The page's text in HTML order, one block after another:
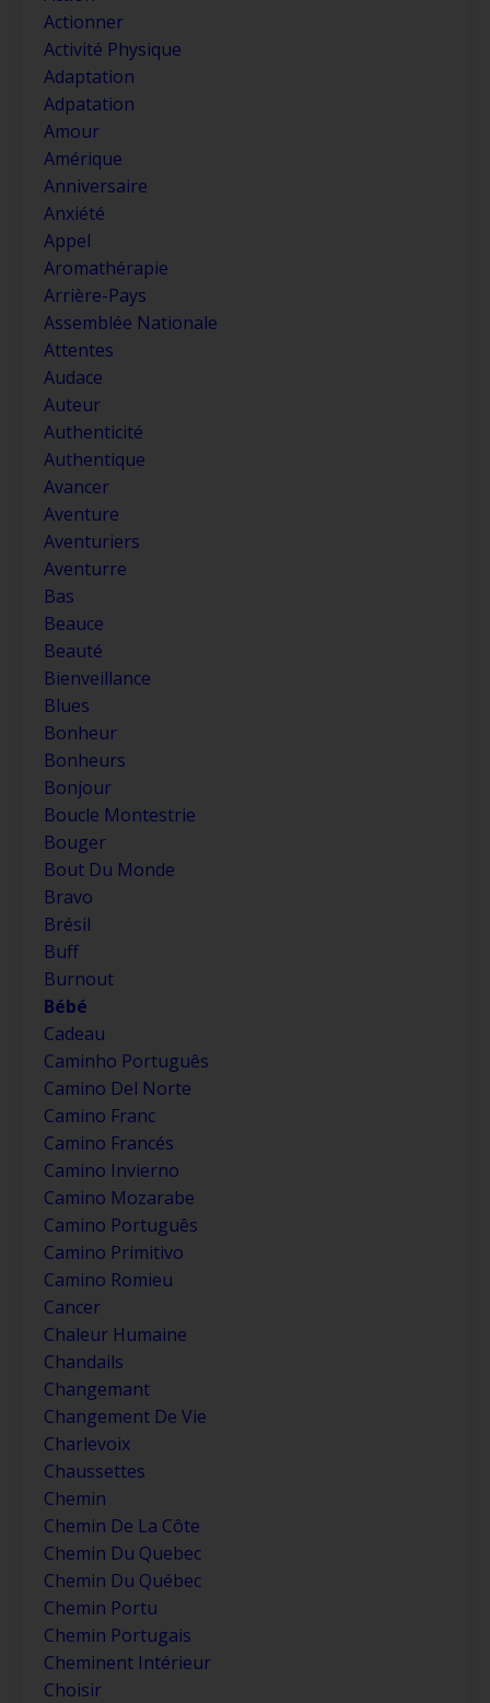
Actionner
Activité Physique
Adaptation
Adpatation
Amour
Amérique
Anniversaire
Anxiété
Appel
Aromathérapie
Arrière-Pays
Assemblée Nationale
Attentes
Audace
Auteur
Authenticité
Authentique
Avancer
Aventure
Aventuriers
Aventurre
Bas
Beauce
Beauté
Bienveillance
Blues
Bonheur
Bonheurs
Bonjour
Boucle Montestrie
Bouger
Bout Du Monde
Bravo
Brésil
Buff
Burnout
Bébé
Cadeau
Caminho Português
Camino Del Norte
Camino Franc
Camino Francés
Camino Invierno
Camino Mozarabe
Camino Português
Camino Primitivo
Camino Romieu
Cancer
Chaleur Humaine
Chandails
Changemant
Changement De Vie
Charlevoix
Chaussettes
Chemin
Chemin De La Côte
Chemin Du Quebec
Chemin Du Québec
Chemin Portu
Chemin Portugais
Cheminent Intérieur
Choisir